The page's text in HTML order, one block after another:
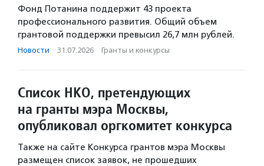
Фонд Потанина поддержит 43 проекта
профессионального развития. Общий объем
грантовой поддержки превысил 26,7 млн рублей.
Новости · 31.07.2026 · Гранты и конкурсы
Список НКО, претендующих
на гранты мэра Москвы,
опубликовал оргкомитет конкурса
Также на сайте Конкурса грантов мэра Москвы
размещен список заявок, не прошедших